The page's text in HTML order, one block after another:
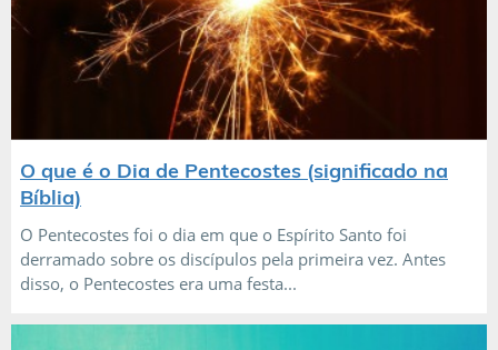
O que é o Dia de Pentecostes (significado na
Bíblia)
O Pentecostes foi o dia em que o Espírito Santo foi
derramado sobre os discípulos pela primeira vez. Antes
disso, o Pentecostes era uma festa...